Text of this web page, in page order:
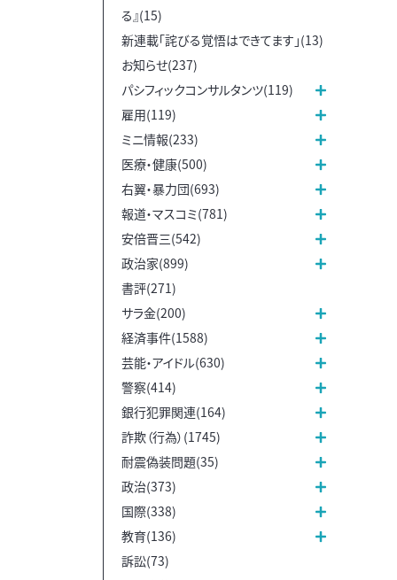
る』(15)
新連載「詫びる覚悟はできてます」(13)
お知らせ(237)
パシフィックコンサルタンツ(119)
雇用(119)
ミニ情報(233)
医療・健康(500)
右翼・暴力団(693)
報道・マスコミ(781)
安倍晋三(542)
政治家(899)
書評(271)
サラ金(200)
経済事件(1588)
芸能・アイドル(630)
警察(414)
銀行犯罪関連(164)
詐欺（行為）(1745)
耐震偽装問題(35)
政治(373)
国際(338)
教育(136)
訴訟(73)